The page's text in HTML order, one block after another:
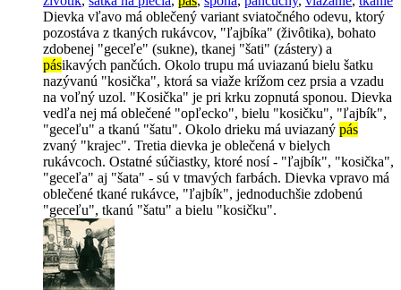
Dievka vľavo má oblečený variant sviatočného odevu, ktorý
pozostáva z tkaných rukávcov, "ľajbíka" (živôtika), bohato
zdobenej "geceľe" (sukne), tkanej "šati" (zástery) a
pásikavých pančúch. Okolo trupu má uviazanú bielu šatku
nazývanú "kosička", ktorá sa viaže krížom cez prsia a vzadu
na voľný uzol. "Kosička" je pri krku zopnutá sponou. Dievka
vedľa nej má oblečené "opľecko", bielu "kosičku", "ľajbík",
"geceľu" a tkanú "šatu". Okolo drieku má uviazaný pás
zvaný "krajec". Tretia dievka je oblečená v bielych
rukávcoch. Ostatné súčiastky, ktoré nosí - "ľajbík", "kosička",
"geceľa" aj "šata" - sú v tmavých farbách. Dievka vpravo má
oblečené tkané rukávce, "ľajbík", jednoduchšie zdobenú
"geceľu", tkanú "šatu" a bielu "kosičku".